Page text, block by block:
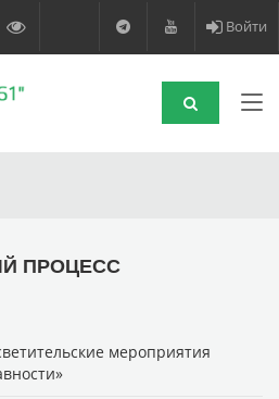
Войти
ПРОЦЕСС
мероприятия